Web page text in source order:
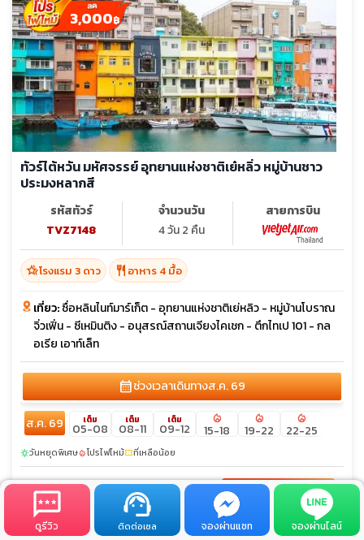
3,000฿
ทัวร์ไต้หวัน มหัศจรรย์ อุทยานแห่งชาติเย๋หลิ่ว หมู่บ้านชาว
ประมงหลากสี
รหัสทัวร์
TVZ7148
จำนวนวัน
4 วัน 2 คืน
สายการบิน
hotel_classโรงแรม 3 ดาว restaurant อาหาร 4 มื้อ
เที่ยว:ซื่อหลินไนท์มาร์เก็ต - อุทยานแห่งชาติเย่หลิว - หมู่บ้านโบราณ
จิ่วเฟิ่น - ซีเหมินติง - อนุสรณ์สถานเจียงไคเชก - ตึกไทเป 101 - กล
อเรีย เอาท์เล็ท
calendar_monthช่วงเวลาเดินทางส.ค. 69
ส.ค. 69 เต็ม
05-08
เต็ม
08-11
เต็ม
09-12
local_fire_department
15-18
local_fire_department
19-22
local_fire_department
22-25
sunnyวันหยุดพิเศษlocal_fire_departmentโปรไฟไหม้confirmation_numberที่เหลือน้อย
เริ่มต้น 9,999 ฿ ดูรายละเอียด arrow_forward
ดูรีวิว ติดต่อเซล จองผ่านแชท จองผ่านไลน์